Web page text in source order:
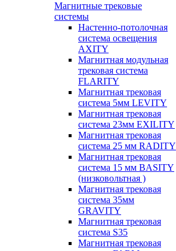
Магнитные трековые
системы
Настенно-потолочная
система освещения
AXITY
Магнитная модульная
трековая система
FLARITY
Магнитная трековая
система 5мм LEVITY
Магнитная трековая
система 23мм EXILITY
Магнитная трековая
система 25 мм RADITY
Магнитная трековая
система 15 мм BASITY
(низковольтная )
Магнитная трековая
система 35мм
GRAVITY
Магнитная трековая
система S35
Магнитная трековая